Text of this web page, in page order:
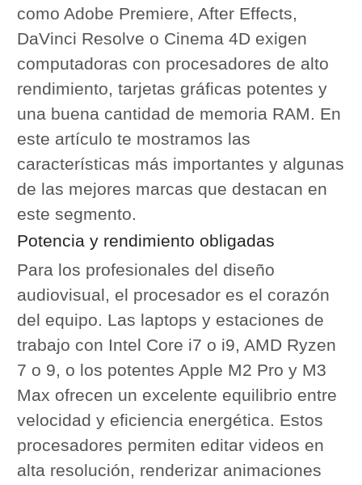
como Adobe Premiere, After Effects,
DaVinci Resolve o Cinema 4D exigen
computadoras con procesadores de alto
rendimiento, tarjetas gráficas potentes y
una buena cantidad de memoria RAM. En
este artículo te mostramos las
características más importantes y algunas
de las mejores marcas que destacan en
este segmento.
Potencia y rendimiento obligadas
Para los profesionales del diseño
audiovisual, el procesador es el corazón
del equipo. Las laptops y estaciones de
trabajo con Intel Core i7 o i9, AMD Ryzen
7 o 9, o los potentes Apple M2 Pro y M3
Max ofrecen un excelente equilibrio entre
velocidad y eficiencia energética. Estos
procesadores permiten editar videos en
alta resolución, renderizar animaciones